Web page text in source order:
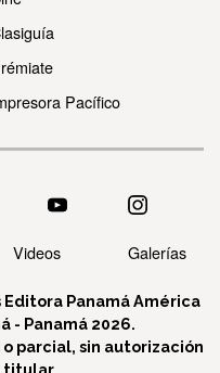
Pacífico
Videos Galerías
Panamá América
- Panamá 2026.
parcial, sin autorización
titular.